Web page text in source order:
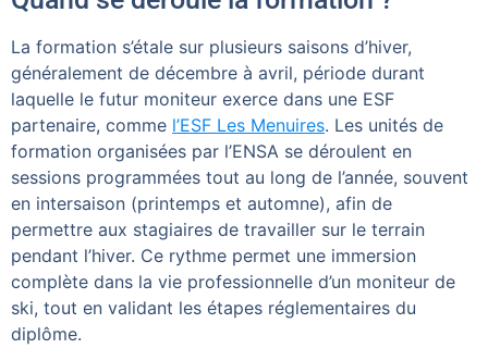
La formation s’étale sur plusieurs saisons d’hiver,
généralement de décembre à avril, période durant
laquelle le futur moniteur exerce dans une ESF
partenaire, comme l’ESF Les Menuires. Les unités de
formation organisées par l’ENSA se déroulent en
sessions programmées tout au long de l’année, souvent
en intersaison (printemps et automne), afin de
permettre aux stagiaires de travailler sur le terrain
pendant l’hiver. Ce rythme permet une immersion
complète dans la vie professionnelle d’un moniteur de
ski, tout en validant les étapes réglementaires du
diplôme.